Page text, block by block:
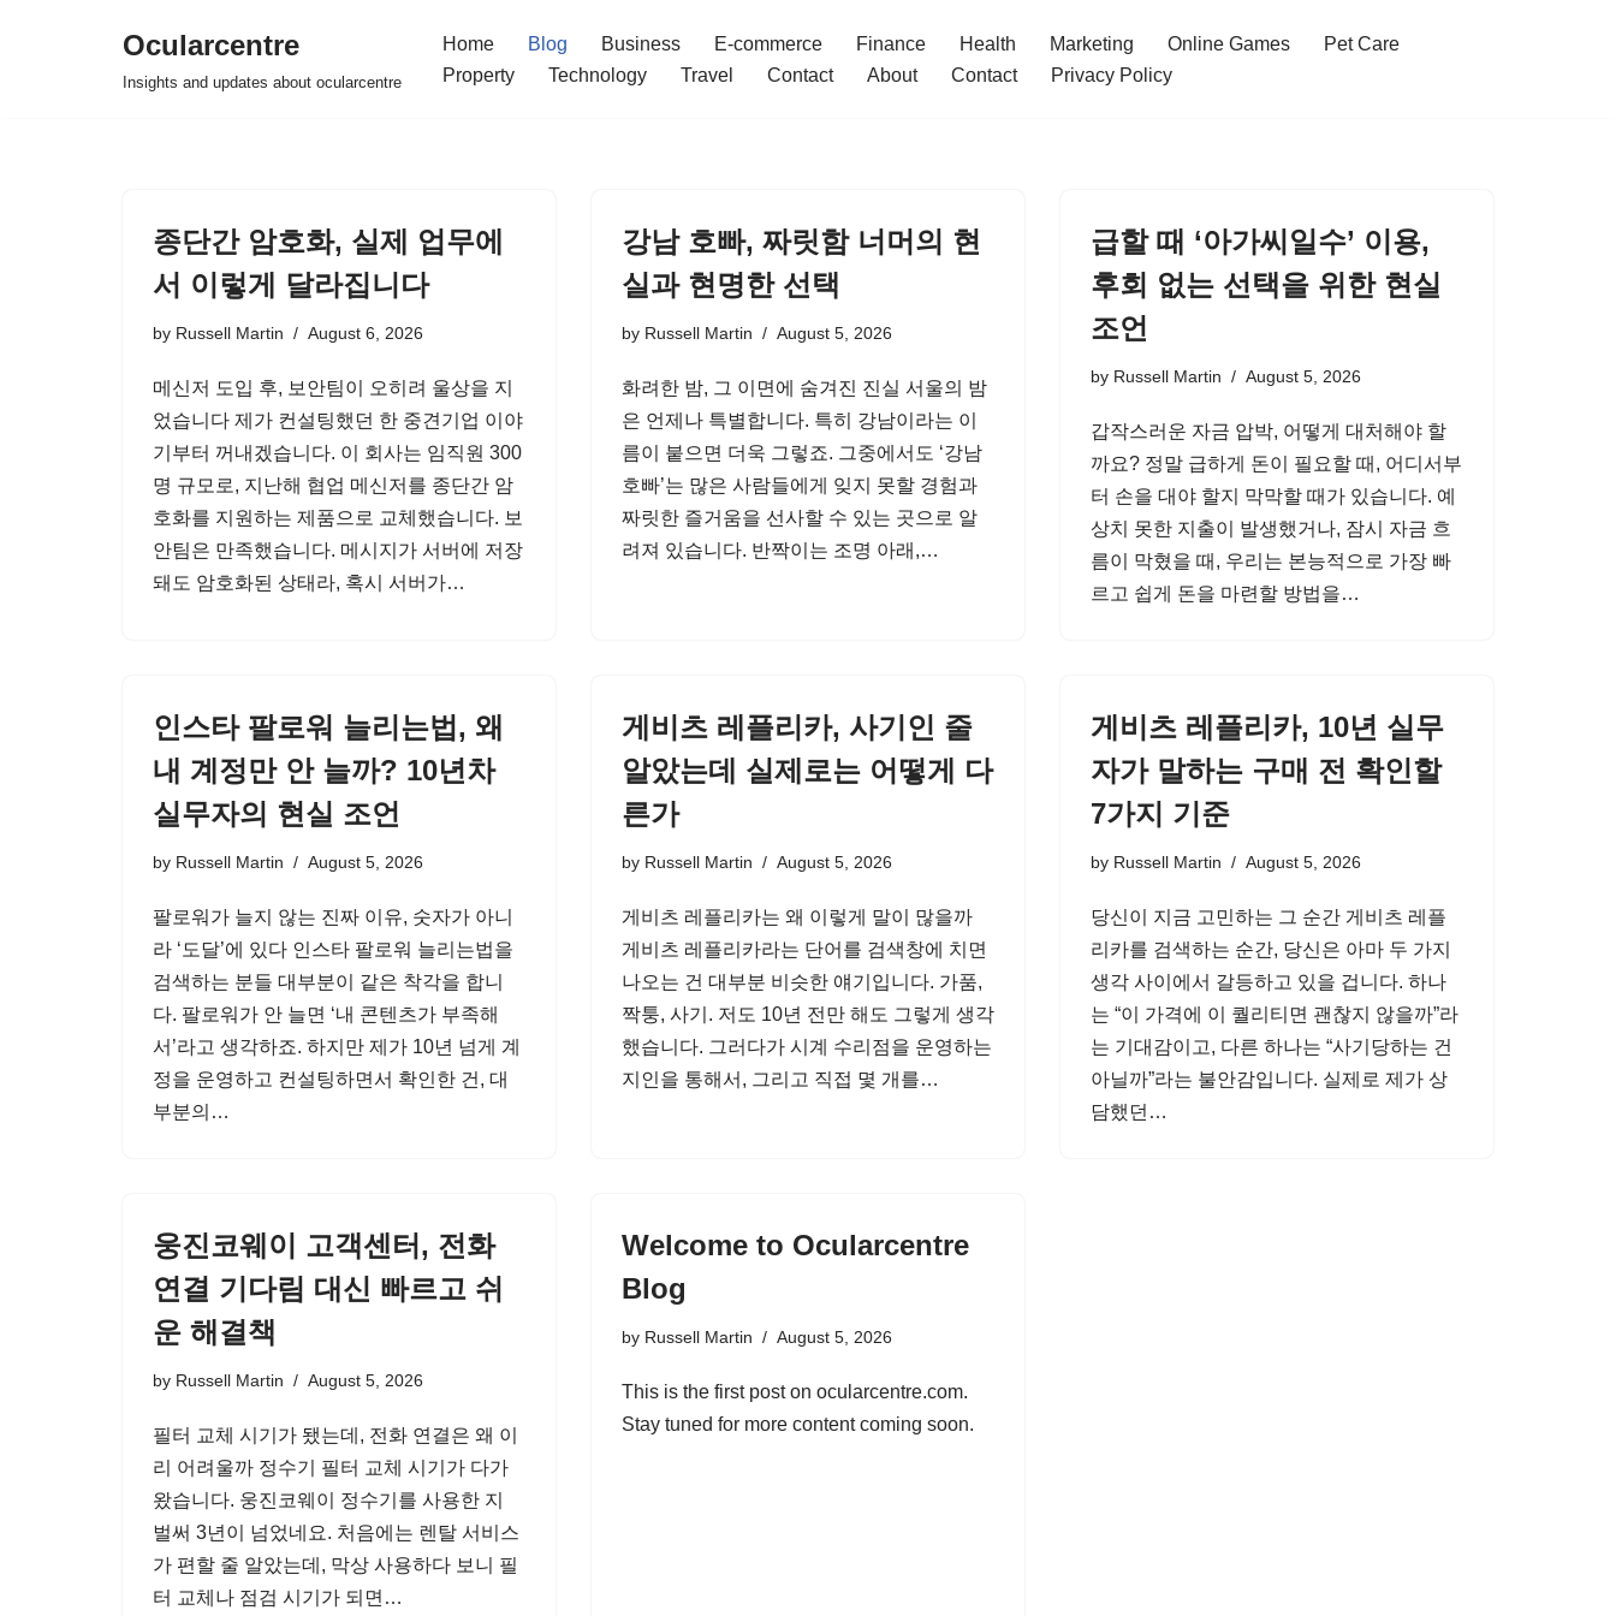
Ocularcentre
Insights and updates about ocularcentre
Home Blog Business E-commerce Finance Health Marketing Online Games
Pet Care
Property
Technology Travel Contact About Contact Privacy Policy
종단간 암호화, 실제 업무에
서 이렇게 달라집니다
by Russell Martin August 6, 2026
메신저 도입 후, 보안팀이 오히려 울상을 지
었습니다 제가 컨설팅했던 한 중견기업 이야
기부터 꺼내겠습니다. 이 회사는 임직원 300
명 규모로, 지난해 협업 메신저를 종단간 암
호화를 지원하는 제품으로 교체했습니다. 보
안팀은 만족했습니다. 메시지가 서버에 저장
돼도 암호화된 상태라, 혹시 서버가…
강남 호빠, 짜릿함 너머의 현
실과 현명한 선택
by Russell Martin August 5, 2026
화려한 밤, 그 이면에 숨겨진 진실 서울의 밤
은 언제나 특별합니다. 특히 강남이라는 이
름이 붙으면 더욱 그렇죠. 그중에서도 ‘강남
호빠’는 많은 사람들에게 잊지 못할 경험과
짜릿한 즐거움을 선사할 수 있는 곳으로 알
려져 있습니다. 반짝이는 조명 아래,…
급할 때 ‘아가씨일수’ 이용,
후회 없는 선택을 위한 현실
조언
by Russell Martin August 5, 2026
갑작스러운 자금 압박, 어떻게 대처해야 할
까요? 정말 급하게 돈이 필요할 때, 어디서부
터 손을 대야 할지 막막할 때가 있습니다. 예
상치 못한 지출이 발생했거나, 잠시 자금 흐
름이 막혔을 때, 우리는 본능적으로 가장 빠
르고 쉽게 돈을 마련할 방법을…
인스타 팔로워 늘리는법, 왜
내 계정만 안 늘까? 10년차
실무자의 현실 조언
by Russell Martin August 5, 2026
팔로워가 늘지 않는 진짜 이유, 숫자가 아니
라 ‘도달’에 있다 인스타 팔로워 늘리는법을
검색하는 분들 대부분이 같은 착각을 합니
다. 팔로워가 안 늘면 ‘내 콘텐츠가 부족해
서’라고 생각하죠. 하지만 제가 10년 넘게 계
정을 운영하고 컨설팅하면서 확인한 건, 대
부분의…
게비츠 레플리카, 사기인 줄
알았는데 실제로는 어떻게 다
른가
by Russell Martin August 5, 2026
게비츠 레플리카는 왜 이렇게 말이 많을까
게비츠 레플리카라는 단어를 검색창에 치면
나오는 건 대부분 비슷한 얘기입니다. 가품,
짝퉁, 사기. 저도 10년 전만 해도 그렇게 생각
했습니다. 그러다가 시계 수리점을 운영하는
지인을 통해서, 그리고 직접 몇 개를…
게비츠 레플리카, 10년 실무
자가 말하는 구매 전 확인할
7가지 기준
by Russell Martin August 5, 2026
당신이 지금 고민하는 그 순간 게비츠 레플
리카를 검색하는 순간, 당신은 아마 두 가지
생각 사이에서 갈등하고 있을 겁니다. 하나
는 “이 가격에 이 퀄리티면 괜찮지 않을까”라
는 기대감이고, 다른 하나는 “사기당하는 건
아닐까”라는 불안감입니다. 실제로 제가 상
담했던…
웅진코웨이 고객센터, 전화
연결 기다림 대신 빠르고 쉬
운 해결책
by Russell Martin August 5, 2026
필터 교체 시기가 됐는데, 전화 연결은 왜 이
리 어려울까 정수기 필터 교체 시기가 다가
왔습니다. 웅진코웨이 정수기를 사용한 지
벌써 3년이 넘었네요. 처음에는 렌탈 서비스
가 편할 줄 알았는데, 막상 사용하다 보니 필
터 교체나 점검 시기가 되면…
Welcome to Ocularcentre
Blog
by Russell Martin August 5, 2026
This is the first post on ocularcentre.com.
Stay tuned for more content coming soon.